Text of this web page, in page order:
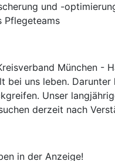
und -
Pflegeteams
München -
bei uns leben.
Unser
derzeit nach
in der Anzeige!